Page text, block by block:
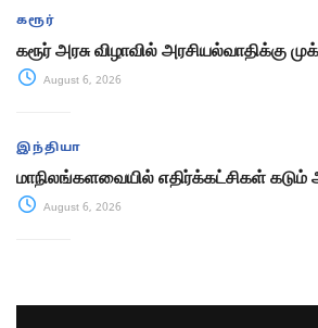
கரூர்
கரூர் அரசு விழாவில் அரசியல்வாதிக்கு
August 6, 2026
இந்தியா
மாநிலங்களவையில் எதிர்க்கட்சிகள்
August 6, 2026